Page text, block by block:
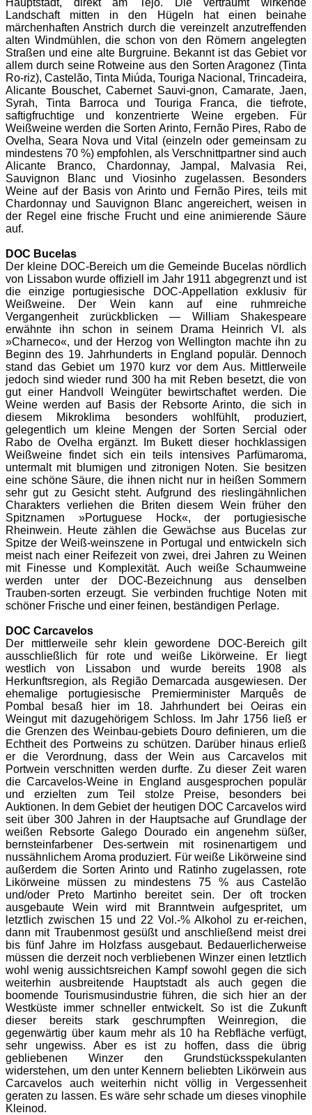
Landschaft mitten in den Hügeln hat einen beinahe
märchenhaften Anstrich durch die vereinzelt anzutreffenden
alten Windmühlen, die schon von den Römern angelegten
Straßen und eine alte Burgruine. Bekannt ist das Gebiet vor
allem durch seine Rotweine aus den Sorten Aragonez (Tinta
Ro-riz), Castelão, Tinta Miúda, Touriga Nacional, Trincadeira,
Alicante Bouschet, Cabernet Sauvi-gnon, Camarate, Jaen,
Syrah, Tinta Barroca und Touriga Franca, die tiefrote,
saftigfruchtige und konzentrierte Weine ergeben. Für
Weißweine werden die Sorten Arinto, Fernão Pires, Rabo de
Ovelha, Seara Nova und Vital (einzeln oder gemeinsam zu
mindestens 70 %) empfohlen, als Verschnittpartner sind auch
Alicante Branco, Chardonnay, Jampal, Malvasia Rei,
Sauvignon Blanc und Viosinho zugelassen. Besonders
Weine auf der Basis von Arinto und Fernão Pires, teils mit
Chardonnay und Sauvignon Blanc angereichert, weisen in
der Regel eine frische Frucht und eine animierende Säure
auf.
DOC Bucelas
Der kleine DOC-Bereich um die Gemeinde Bucelas nördlich
von Lissabon wurde offiziell im Jahr 1911 abgegrenzt und ist
die einzige portugiesische DOC-Appellation exklusiv für
Weißweine. Der Wein kann auf eine ruhmreiche
Vergangenheit zurückblicken — William Shakespeare
erwähnte ihn schon in seinem Drama Heinrich VI. als
»Charneco«, und der Herzog von Wellington machte ihn zu
Beginn des 19. Jahrhunderts in England populär. Dennoch
stand das Gebiet um 1970 kurz vor dem Aus. Mittlerweile
jedoch sind wieder rund 300 ha mit Reben besetzt, die von
gut einer Handvoll Weingüter bewirtschaftet werden. Die
Weine werden auf Basis der Rebsorte Arinto, die sich in
diesem Mikroklima besonders wohlfühlt, produziert,
gelegentlich um kleine Mengen der Sorten Sercial oder
Rabo de Ovelha ergänzt. Im Bukett dieser hochklassigen
Weißweine findet sich ein teils intensives Parfümaroma,
untermalt mit blumigen und zitronigen Noten. Sie besitzen
eine schöne Säure, die ihnen nicht nur in heißen Sommern
sehr gut zu Gesicht steht. Aufgrund des rieslingähnlichen
Charakters verliehen die Briten diesem Wein früher den
Spitznamen »Portuguese Hock«, der portugiesische
Rheinwein. Heute zählen die Gewächse aus Bucelas zur
Spitze der Weiß-weinszene in Portugal und entwickeln sich
meist nach einer Reifezeit von zwei, drei Jahren zu Weinen
mit Finesse und Komplexität.
Auch weiße Schaumweine
werden unter der DOC-Bezeichnung aus denselben
Trauben-sorten erzeugt. Sie verbinden fruchtige Noten mit
schöner Frische und einer feinen, beständigen Perlage.
DOC Carcavelos
Der mittlerweile sehr klein gewordene DOC-Bereich gilt
ausschließlich für rote und weiße Likörweine. Er liegt
westlich von Lissabon und wurde bereits 1908 als
Herkunftsregion, als Região Demarcada ausgewiesen. Der
ehemalige portugiesische Premierminister Marquês de
Pombal besaß hier im 18. Jahrhundert bei Oeiras ein
Weingut mit dazugehörigem Schloss. Im Jahr 1756 ließ er
die Grenzen des Weinbau-gebiets Douro definieren, um die
Echtheit des Portweins zu schützen. Darüber hinaus erließ
er die Verordnung, dass der Wein aus Carcavelos mit
Portwein verschnitten werden durfte. Zu dieser Zeit waren
die Carcavelos-Weine in England ausgesprochen populär
und erzielten zum Teil stolze Preise, besonders bei
Auktionen. In dem Gebiet der heutigen DOC Carcavelos wird
seit über 300 Jahren in der Hauptsache auf Grundlage der
weißen Rebsorte Galego Dourado ein angenehm süßer,
bernsteinfarbener Des-sertwein mit rosinenartigem und
nussähnlichem Aroma produziert. Für weiße Likörweine sind
außerdem die Sorten Arinto und Ratinho zugelassen, rote
Likörweine müssen zu mindestens 75 % aus Castelão
und/oder Preto Martinho bereitet sein. Der oft trocken
ausgebaute Wein wird mit Branntwein aufgespritet, um
letztlich zwischen 15 und 22 Vol.-% Alkohol zu er-reichen,
dann mit Traubenmost gesüßt und anschließend meist drei
bis fünf Jahre im Holzfass ausgebaut. Bedauerlicherweise
müssen die derzeit noch verbliebenen Winzer einen letztlich
wohl wenig aussichtsreichen Kampf sowohl gegen die sich
weiterhin ausbreitende Hauptstadt als auch gegen die
boomende Tourismusindustrie führen, die sich hier an der
Westküste immer schneller entwickelt. So ist die Zukunft
dieser bereits stark geschrumpften Weinregion, die
gegenwärtig über kaum mehr als 10 ha Rebfläche verfügt,
sehr ungewiss. Aber es ist zu hoffen, dass die übrig
gebliebenen Winzer den Grundstücksspekulanten
widerstehen, um den unter Kennern beliebten Likörwein aus
Carcavelos auch weiterhin nicht völlig in Vergessenheit
geraten zu lassen. Es wäre sehr schade um dieses vinophile
Kleinod.